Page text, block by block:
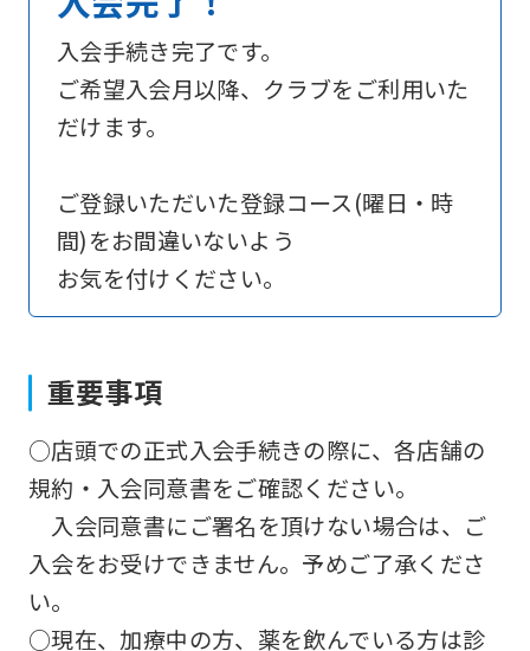
入会手続き完了です。
ご希望入会月以降、クラブをご利用いた
だけます。
ご登録いただいた登録コース(曜日・時
間)をお間違いないよう
お気を付けください。
重要事項
○店頭での正式入会手続きの際に、各店舗の
規約・入会同意書をご確認ください。
入会同意書にご署名を頂けない場合は、ご
入会をお受けできません。予めご了承くださ
い。
○現在、加療中の方、薬を飲んでいる方は診
translation
Japanese
version
this
translated
mechanically,
so
it